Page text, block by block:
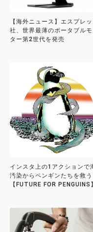
【海外ニュース】エスプレッ
社、世界最薄のポータブルモ
ター第2世代を発売
インスタ上の1アクションで
汚染からペンギンたちを救う
【FUTURE FOR PENGUINS】